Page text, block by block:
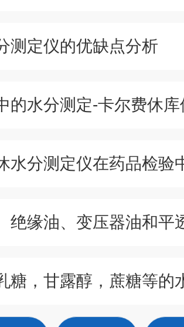
测定仪的优缺点分析
的水分测定-卡尔费休库
水分测定仪在药品检验